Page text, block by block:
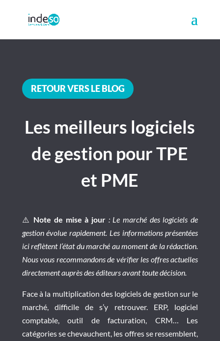
RETOUR VERS LE BLOG
Les meilleurs logiciels
de gestion pour TPE
et PME
⚠️ Note de mise à jour : Le marché des logiciels de
gestion évolue rapidement. Les informations présentées
ici reflètent l’état du marché au moment de la rédaction.
Nous vous recommandons de vérifier les offres actuelles
directement auprès des éditeurs avant toute décision.
Face à la multiplication des logiciels de gestion sur le
marché, difficile de s’y retrouver. ERP, logiciel
comptable, outil de facturation, CRM… Les
catégories se chevauchent, les offres se ressemblent,